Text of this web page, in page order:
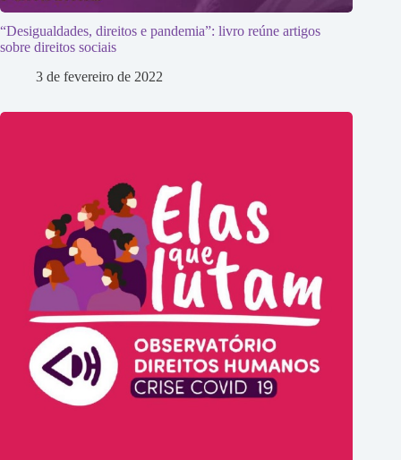
“Desigualdades, direitos e pandemia”: livro reúne artigos
sobre direitos sociais
3 de fevereiro de 2022